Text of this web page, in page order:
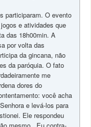
participaram. O evento
e atividades que
das 18h00min. A
por volta das
da gincana, não
da paróquia. O fato
me
dores do
você acha
e levá-los para
Ele respondeu